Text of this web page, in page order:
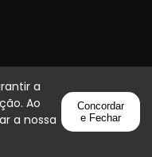
a
Ao
a nossa
Concordar
e Fechar